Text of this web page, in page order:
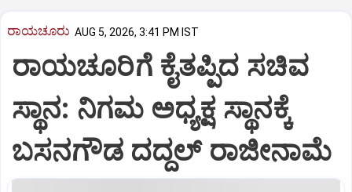
ರಾಯಚೂರು AUG 5, 2026, 3:41 PM IST
ರಾಯಚೂರಿಗೆ ಕೈತಪ್ಪಿದ ಸಚಿವ
ಸ್ಥಾನ: ನಿಗಮ ಅಧ್ಯಕ್ಷ ಸ್ಥಾನಕ್ಕೆ
ಬಸನಗೌಡ ದದ್ದಲ್ ರಾಜೀನಾಮೆ